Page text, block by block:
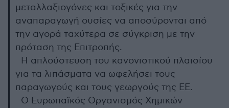
μεταλλαξιογόνες και τοξικές για την
αναπαραγωγή ουσίες να αποσύρονται από
την αγορά ταχύτερα σε σύγκριση με την
πρόταση της Επιτροπής.
Η απλούστευση του κανονιστικού πλαισίου
για τα λιπάσματα να ωφελήσει τους
παραγωγούς και τους γεωργούς της ΕΕ.
Ο Ευρωπαϊκός Οργανισμός Χημικών